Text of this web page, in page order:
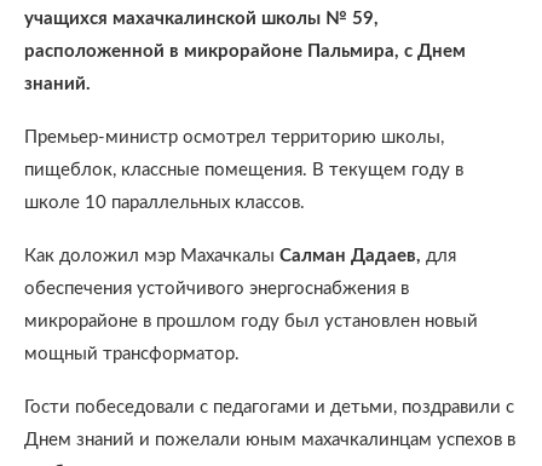
учащихся махачкалинской школы № 59,
расположенной в микрорайоне Пальмира, с Днем
знаний.
Премьер-министр осмотрел территорию школы,
пищеблок, классные помещения. В текущем году в
школе 10 параллельных классов.
Как доложил мэр Махачкалы Салман Дадаев, для
обеспечения устойчивого энергоснабжения в
микрорайоне в прошлом году был установлен новый
мощный трансформатор.
Гости побеседовали с педагогами и детьми, поздравили с
Днем знаний и пожелали юным махачкалинцам успехов в